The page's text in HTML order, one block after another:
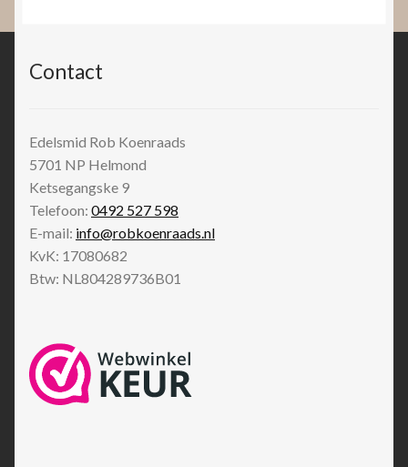
Contact
Edelsmid Rob Koenraads
5701 NP Helmond
Ketsegangske 9
Telefoon: 0492 527 598
E-mail: info@robkoenraads.nl
KvK: 17080682
Btw: NL804289736B01